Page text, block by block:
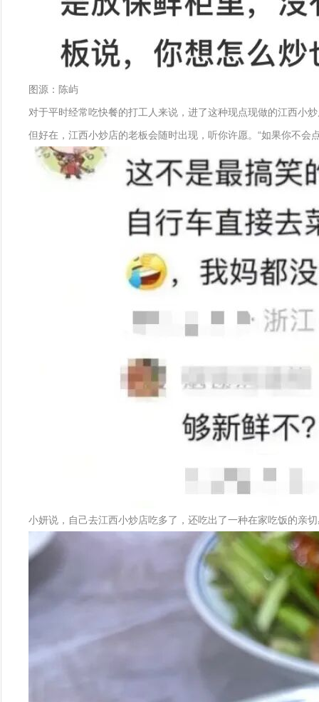
图源：陈屿
对于平时经常吃快餐的打工人来说，进了这种现点现做的江西小
但好在，江西小炒店的老板会随时出现，听你许愿。“如果你不
小妍说，自己去江西小炒店吃多了，还吃出了一种在家吃饭的亲